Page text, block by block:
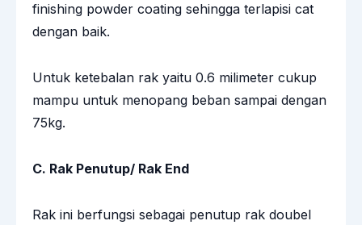
finishing powder coating sehingga terlapisi cat
dengan baik.
Untuk ketebalan rak yaitu 0.6 milimeter cukup
mampu untuk menopang beban sampai dengan
75kg.
C. Rak Penutup/ Rak End
Rak ini berfungsi sebagai penutup rak doubel